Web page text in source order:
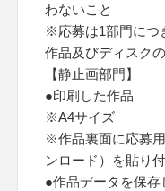
わないこと
※応募は1部門につ
作品及びディスク
【静止画部門】
●印刷した作品
※A4サイズ
※作品裏面に応募
ンロード）を貼り
●作品データを保